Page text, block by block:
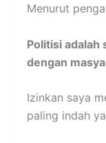
Menurut
Politisi adalah
dengan
Izinkan saya
paling indah